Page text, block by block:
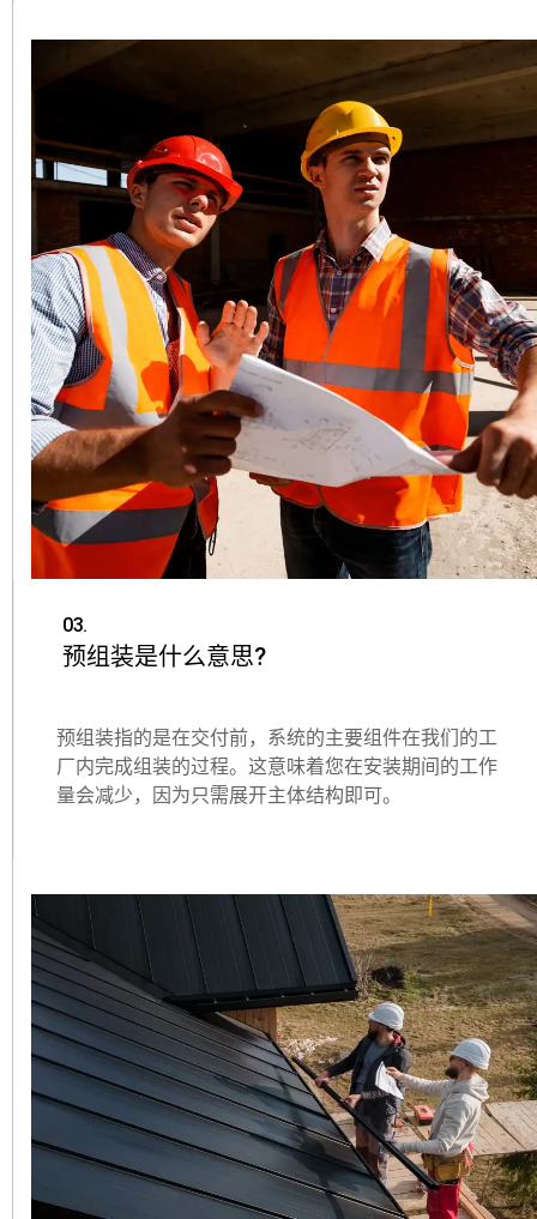
03.
预组装是什么意思?
预组装指的是在交付前，系统的主要组件在我们的工
厂内完成组装的过程。这意味着您在安装期间的工作
量会减少，因为只需展开主体结构即可。